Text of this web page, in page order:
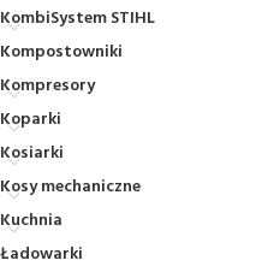
KombiSystem STIHL
Kompostowniki
Kompresory
Koparki
Kosiarki
Kosy mechaniczne
Kuchnia
Ładowarki